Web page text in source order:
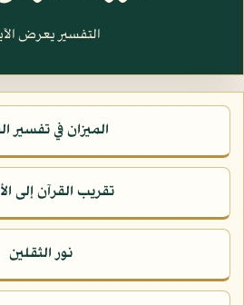
التفسير يعرض
الميزان في تفسير
تقريب القرآن إلى
نور الثقلين